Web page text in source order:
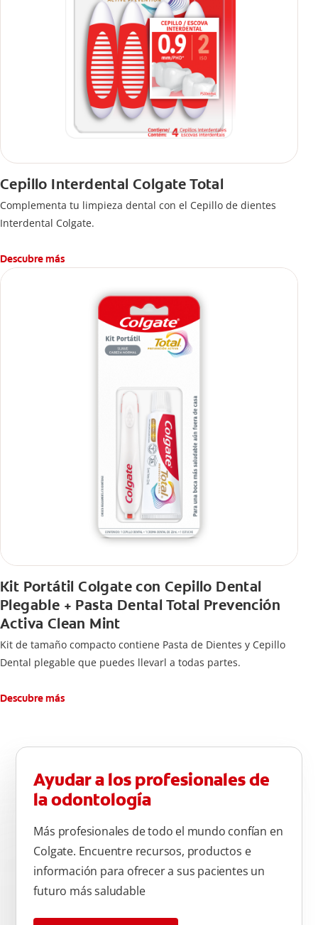
Cepillo Interdental Colgate Total
Complementa tu limpieza dental con el Cepillo de dientes
Interdental Colgate.
Descubre más
Kit Portátil Colgate con Cepillo Dental
Plegable + Pasta Dental Total Prevención
Activa Clean Mint
Kit de tamaño compacto contiene Pasta de Dientes y Cepillo
Dental plegable que puedes llevarl a todas partes.
Descubre más
Ayudar a los profesionales de
la odontología
Más profesionales de todo el mundo confían en
Colgate. Encuentre recursos, productos e
información para ofrecer a sus pacientes un
futuro más saludable